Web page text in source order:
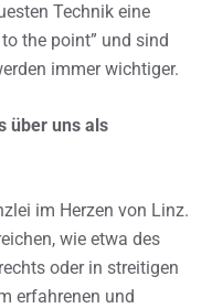
Technik eine
the point” und sind
immer wichtiger.
über uns als
im Herzen von Linz.
wie etwa des
oder in streitigen
erfahrenen und